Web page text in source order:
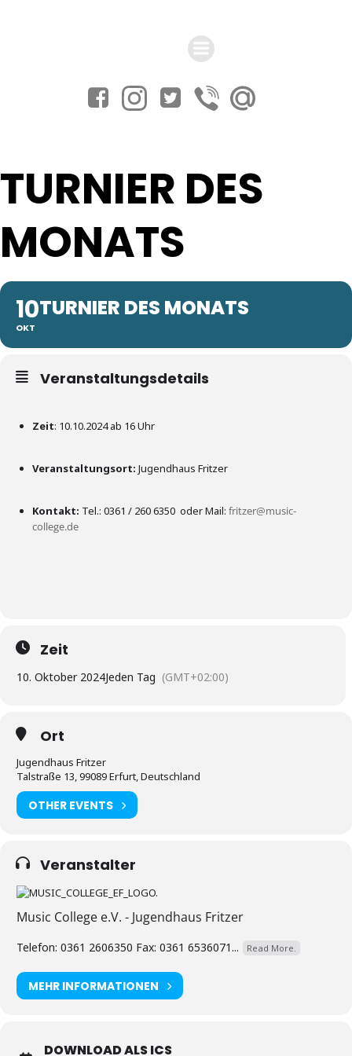
springen
TURNIER DES
MONATS
10
OKT
TURNIER DES MONATS
Veranstaltungsdetails
Zeit: 10.10.2024 ab 16 Uhr
Veranstaltungsort: Jugendhaus Fritzer
Kontakt: Tel.: 0361 / 260 6350 oder Mail: fritzer@music-
college.de
Zeit
10. Oktober 2024Jeden Tag (GMT+02:00)
Ort
Jugendhaus Fritzer
Talstraße 13, 99089 Erfurt, Deutschland
OTHER EVENTS
Veranstalter
Music College e.V. - Jugendhaus Fritzer
Telefon: 0361 2606350 Fax: 0361 6536071... Read More.
MEHR INFORMATIONEN
DOWNLOAD ALS ICS